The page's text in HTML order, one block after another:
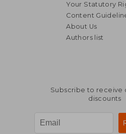
Your Statutory
Content
About Us
Authors list
Subscribe to receive
discounts